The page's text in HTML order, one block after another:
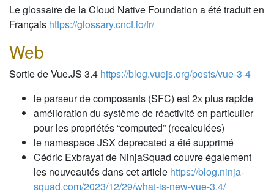
Le glossaire de la Cloud Native Foundation a été traduit en
Français https://glossary.cncf.io/fr/
Web
Sortie de Vue.JS 3.4 https://blog.vuejs.org/posts/vue-3-4
le parseur de composants (SFC) est 2x plus rapide
amélioration du système de réactivité en particulier
pour les propriétés “computed” (recalculées)
le namespace JSX deprecated a été supprimé
Cédric Exbrayat de NinjaSquad couvre également
les nouveautés dans cet article https://blog.ninja-
squad.com/2023/12/29/what-is-new-vue-3.4/